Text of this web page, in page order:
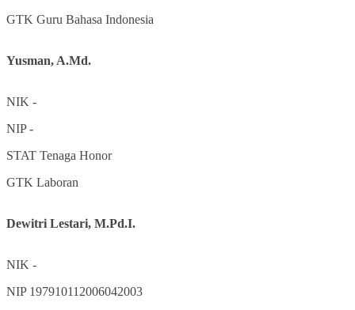
GTK Guru Bahasa Indonesia
Yusman, A.Md.
NIK -
NIP-
STAT Tenaga Honor
GTK Laboran
Dewitri Lestari, M.Pd.I.
NIK -
NIP 197910112006042003